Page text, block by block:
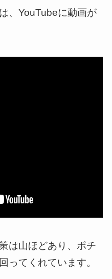
、YouTubeに動画が
は山ほどあり、ポチ
ってくれています。